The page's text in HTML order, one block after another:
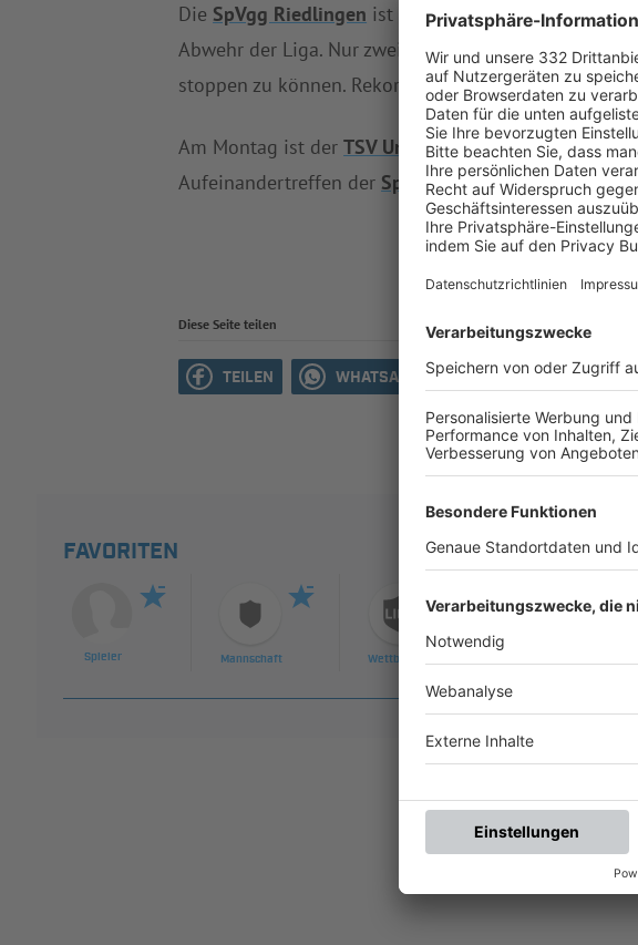
Die SpVgg Riedlingen ist nach dem Erfolg weiter
Abwehr der Liga. Nur zweimal gab sich dieSpVgg
stoppen zu können. Rekordverdächtige elf Siege in
Am Montag ist derTSV Unterthürheimin der
Aufeinandertreffen der SpVgg RiedlingenmitSC
Diese Seite teilen
TEILEN WHATSAPP MAIL
FAVORITEN
Spieler Mannschaft Wettbewerb
Nach der Registrierung
Ligen, die dann direkt